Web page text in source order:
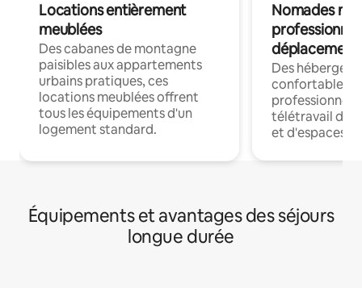
Locations entièrement
meublées
Des cabanes de montagne
paisibles aux appartements
urbains pratiques, ces
locations meublées offrent
tous les équipements d'un
logement standard.
Nomades
déplacement
Des
confortables
professionnels
télétravail
et d'espaces
Équipements et avantages des séjours
longue durée